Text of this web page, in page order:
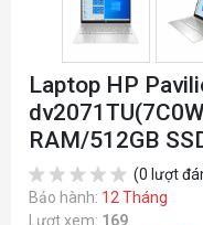
Laptop HP
RAM/512GB
(0 lượt
Bảo hành: 12 Tháng
Lượt xem: 169